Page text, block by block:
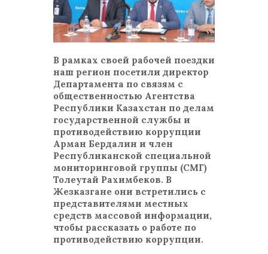
В рамках своей рабочей поездки
наш регион посетили директор
Департамента по связям с
общественностью Агентства
Республики Казахстан по делам
государственной службы и
противодействию коррупции
Арман Бердалин и член
Республиканской специальной
мониторинговой группы (СМГ)
Толеутай Рахимбеков. В
Жезказгане они встретились с
представителями местных
средств массовой информации,
чтобы рассказать о работе по
противодействию коррупции.